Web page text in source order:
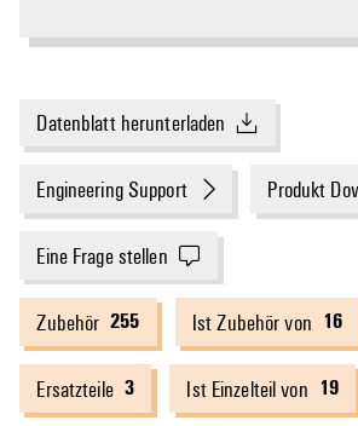
Datenblatt herunterladen
Engineering Support Produkt
Eine Frage stellen
Zubehör 255 Ist Zubehör von 16
Ersatzteile 3 Ist Einzelteil von 19